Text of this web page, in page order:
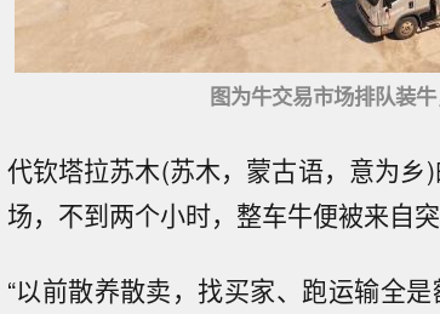
图为牛交易市场排队装
代钦塔拉苏木(苏木，蒙古语，意为
场，不到两个小时，整车牛便被来自
“以前散养散卖，找买家、跑运输全